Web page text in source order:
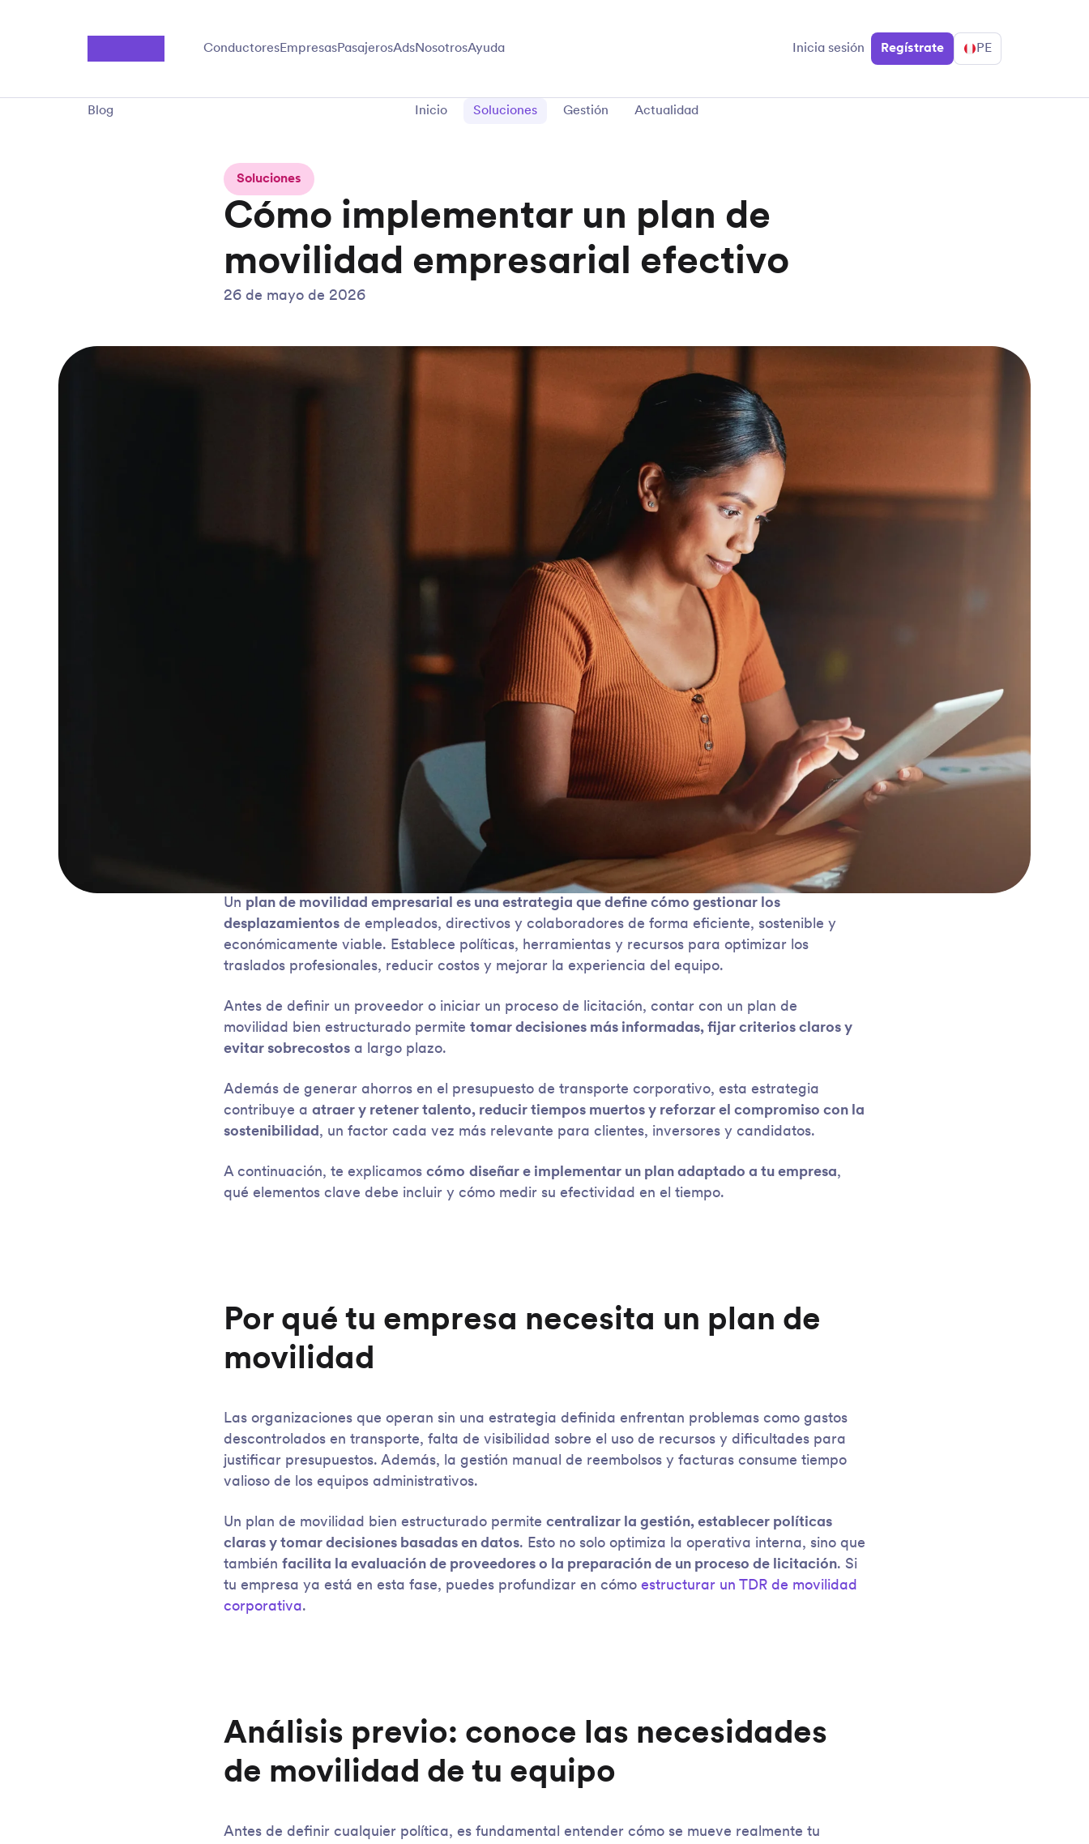
ConductoresEmpresasPasajerosAdsNosotrosAyuda Inicia sesión Regístrate PE
Blog Inicio Soluciones Gestión Actualidad
Soluciones
Cómo implementar un plan de
movilidad empresarial efectivo
26 de mayo de 2026
Un plan de movilidad empresarial es una estrategia que define cómo gestionar los
desplazamientos de empleados, directivos y colaboradores de forma eficiente, sostenible y
económicamente viable. Establece políticas, herramientas y recursos para optimizar los
traslados profesionales, reducir costos y mejorar la experiencia del equipo.
Antes de definir un proveedor o iniciar un proceso de licitación, contar con un plan de
movilidad bien estructurado permite tomar decisiones más informadas, fijar criterios claros y
evitar sobrecostos a largo plazo.
Además de generar ahorros en el presupuesto de transporte corporativo, esta estrategia
contribuye a atraer y retener talento, reducir tiempos muertos y reforzar el compromiso con la
sostenibilidad, un factor cada vez más relevante para clientes, inversores y candidatos.
A continuación, te explicamos cómo diseñar e implementar un plan adaptado a tu empresa,
qué elementos clave debe incluir y cómo medir su efectividad en el tiempo.
Por qué tu empresa necesita un plan de
movilidad
Las organizaciones que operan sin una estrategia definida enfrentan problemas como gastos
descontrolados en transporte, falta de visibilidad sobre el uso de recursos y dificultades para
justificar presupuestos. Además, la gestión manual de reembolsos y facturas consume tiempo
valioso de los equipos administrativos.
Un plan de movilidad bien estructurado permite centralizar la gestión, establecer políticas
claras y tomar decisiones basadas en datos. Esto no solo optimiza la operativa interna, sino que
también facilita la evaluación de proveedores o la preparación de un proceso de licitación. Si
tu empresa ya está en esta fase, puedes profundizar en cómo estructurar un TDR de movilidad
corporativa.
Análisis previo: conoce las necesidades
de movilidad de tu equipo
Antes de definir cualquier política, es fundamental entender cómo se mueve realmente tu